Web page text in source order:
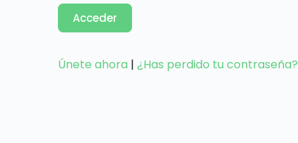
Únete ahora | ¿Has perdido tu contraseña?